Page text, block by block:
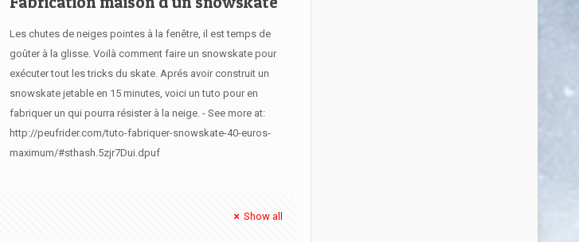
Les chutes de neiges pointes à la fenêtre, il est temps de
goûter à la glisse. Voilà comment faire un snowskate pour
exécuter tout les tricks du skate. Aprés avoir construit un
snowskate jetable en 15 minutes, voici un tuto pour en
fabriquer un qui pourra résister à la neige. - See more at:
http://peufrider.com/tuto-fabriquer-snowskate-40-euros-
maximum/#sthash.5zjr7Dui.dpuf
Show all